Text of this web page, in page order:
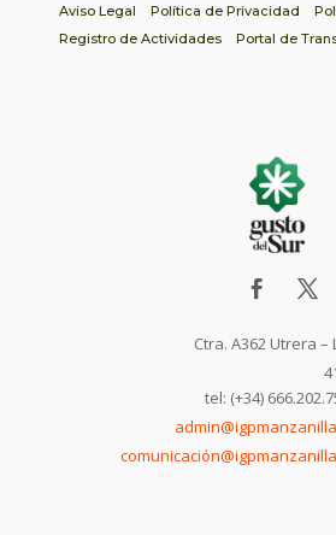
Aviso Legal Política de Privacidad
Registro de Actividades
Portal de
Ctra. A362 Utrera –
tel: (+34)